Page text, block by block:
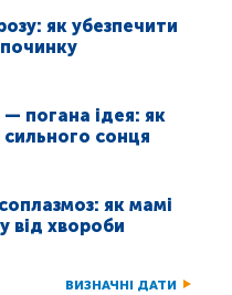
як убезпечити
погана ідея: як
сильного сонця
як мамі
від хвороби
ВИЗНАЧНІ ДАТИ